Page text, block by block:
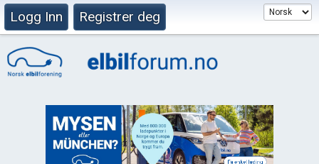
Logg Inn Registrer deg